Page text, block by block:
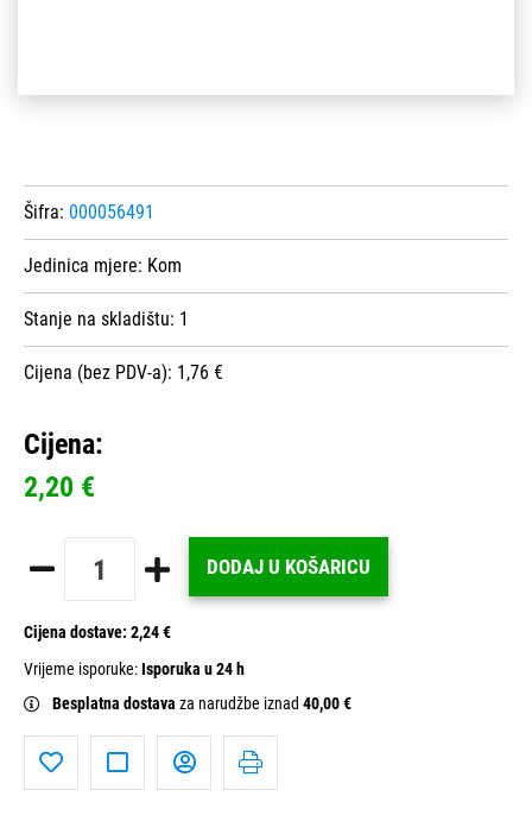
Šifra: 000056491
Jedinica mjere: Kom
Stanje na skladištu: 1
Cijena (bez PDV-a): 1,76 €
Cijena:
2,20 €
DODAJ U KOŠARICU
Cijena dostave: 2,24 €
Vrijeme isporuke:Isporuka u 24 h
Besplatna dostava za narudžbe iznad 40,00 €